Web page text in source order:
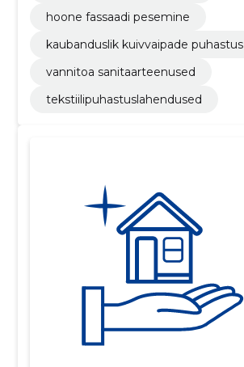
hoone fassaadi pesemine
kaubanduslik kuivvaipade puhastus
vannitoa sanitaarteenused
tekstiilipuhastuslahendused